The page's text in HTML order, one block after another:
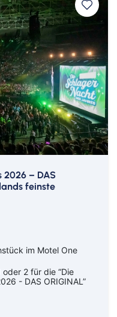
2026 – DAS
feinste
im Motel One
2 für die “Die
- DAS ORIGINAL”